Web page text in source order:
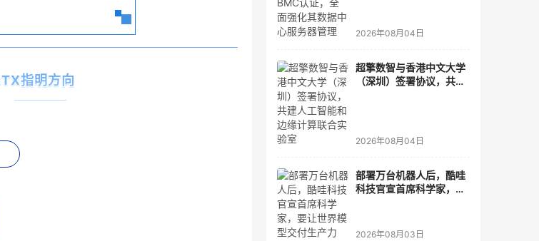
指明方向
。英伟达最新发布的STX模块化参考架构，
储服务直抵GPU侧，大幅缩短IO路径，为KV
即用”，需上层存储与缓存系统深度适配，才
2026年08月04日
超擎数智与香港中文大学
（深圳）签署协议，共建
2026年08月04日
部署万台机器人后，酷哇
科技官宣首席科学家，要
2026年08月03日